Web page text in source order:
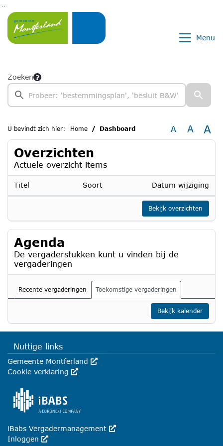
Ga naar de inhoud van deze pagina
Ga naar het zoeken
Ga naar het menu
Menu
Zoeken
U bevindt zich hier: Home Dashboard A A A
Overzichten
Actuele overzicht items
Titel Soort Datum wijziging
Bekijk overzichten
Agenda
De vergaderstukken kunt u vinden bij de
vergaderingen
Recente vergaderingen Toekomstige vergaderingen
Bekijk kalender
Nuttige links
Gemeente Montferland Deze link wordt in een nieuw venster
Cookie verklaring Deze link wordt in een nieuw venster geopend
iBabs Vergadermanagement Deze link wordt in een nieuw
Inloggen Deze link wordt in een nieuw venster geopend